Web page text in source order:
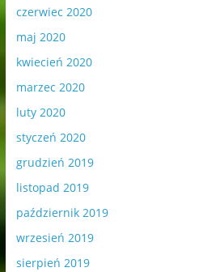
czerwiec 2020
maj 2020
kwiecień 2020
marzec 2020
luty 2020
styczeń 2020
grudzień 2019
listopad 2019
październik 2019
wrzesień 2019
sierpień 2019